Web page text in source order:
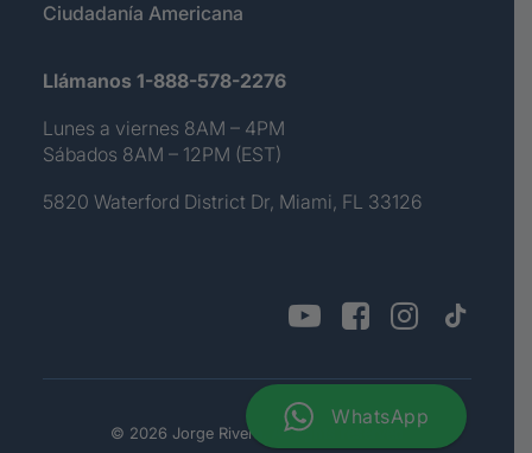
Ciudadanía Americana
Llámanos 1-888-578-2276
Lunes a viernes 8AM – 4PM
Sábados 8AM – 12PM (EST)
5820 Waterford District Dr, Miami, FL 33126
© 2026 Jorge Rivera. All rights reserved
WhatsApp